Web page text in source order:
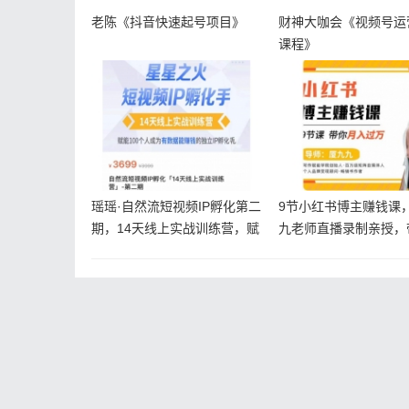
老陈《抖音快速起号项目》
财神大咖会《视频号
课程》
瑶瑶·自然流短视频IP孵化第二
期，14天线上实战训练营，赋
9节小红书博主赚钱课
九老师直播录制亲授